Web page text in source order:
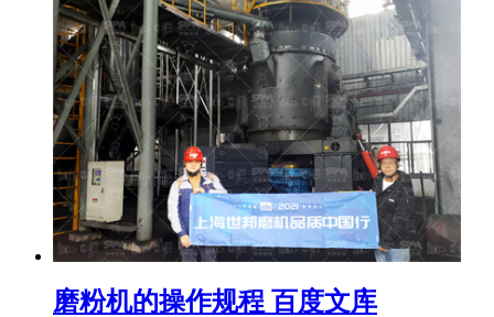
磨粉机的操作规程 百度文库